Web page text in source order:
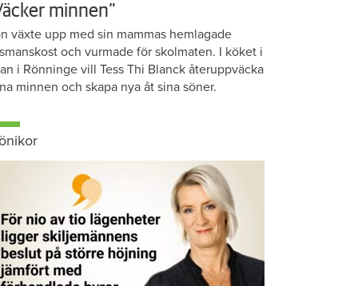
minnen”
växte upp med sin mammas hemlagade
och vurmade för skolmaten. I köket i
i Rönninge vill Tess Thi Blanck återuppväcka
minnen och skapa nya åt sina söner.